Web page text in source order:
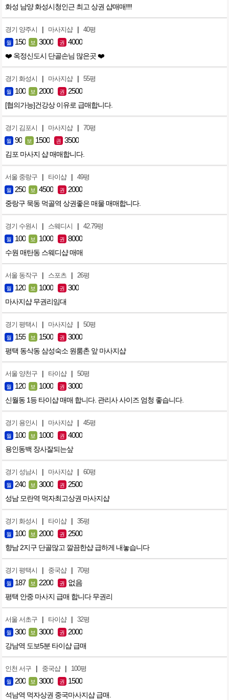
화성 남양 화성시청인근 최고 상권 샵매매!!!!
경기 양주시 | 마사지샵 | 40평
월 150 보 3000 권 4000
❤️ 옥정신도시 단골손님 많은곳 ❤️
경기 화성시 | 마사지샵 | 55평
월 100 보 2000 권 2500
[협의가능]건강상 이유로 급매합니다.
경기 김포시 | 마사지샵 | 70평
월 90 보 1500 권 3500
김포 마사지 샵 매매합니다.
서울 중랑구 | 타이샵 | 49평
월 250 보 4500 권 2000
중랑구 묵동 먹골역 상권좋은 매물 매매합니다.
경기 수원시 | 스웨디시 | 42.79평
월 100 보 1000 권 8000
수원 매탄동 스웨디샵 매매
서울 동작구 | 스포츠 | 26평
월 120 보 1000 권 300
마사지샵 무권리임대
경기 평택시 | 마사지샵 | 50평
월 155 보 1500 권 3000
평택 동삭동 삼성숙소 원룸촌 앞 마사지샵
서울 양천구 | 타이샵 | 50평
월 120 보 1000 권 3000
신월동 1등 타이샵 매매 합니다. 관리사 사이즈 엄청 좋습니다.
경기 용인시 | 마사지샵 | 45평
월 100 보 1000 권 4000
용인동백 장사잘되는샆
경기 성남시 | 마사지샵 | 60평
월 240 보 3000 권 2500
성남 모란역 먹자최고상권 마사지샵
경기 화성시 | 타이샵 | 35평
월 100 보 2000 권 2500
향남 2지구 단골많고 깔끔한샵 급하게 내놓습니다
경기 평택시 | 중국샵 | 70평
월 187 보 2200 권 없음
평택 안중 마사지 급매 합니다 무권리
서울 서초구 | 타이샵 | 32평
월 300 보 3000 권 2000
강남역 도보5분 타이샵 급매
인천 서구 | 중국샵 | 100평
월 200 보 3000 권 1500
석남역 먹자상권 중국마사지샵 급매.